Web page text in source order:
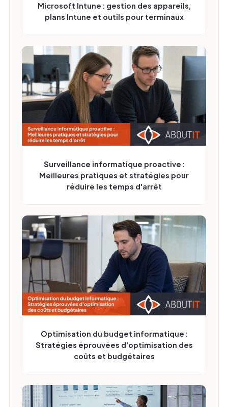
Microsoft Intune : gestion des appareils,
plans Intune et outils pour terminaux
Surveillance informatique proactive :
Meilleures pratiques et stratégies pour
réduire les temps d'arrêt
Optimisation du budget informatique :
Stratégies éprouvées d'optimisation des
coûts et budgétaires